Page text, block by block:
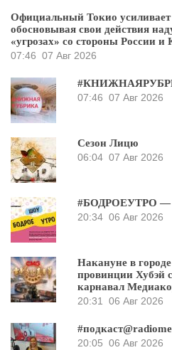
Официальный Токио
обосновывая свои действия
«угрозах» со стороны России и
07:46 07 Авг 2026
07:46 07 Авг 2026
Сезон Лицю
06:04 07 Авг 2026
#БОДРОЕУТРО —
20:34 06 Авг 2026
Накануне в
провинции Хубэй
карнавал
20:31
06 Авг 2026
20:05 06 Авг 2026